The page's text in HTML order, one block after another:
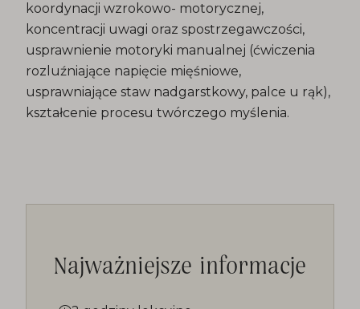
koordynacji wzrokowo- motorycznej,
koncentracji uwagi oraz spostrzegawczości,
usprawnienie motoryki manualnej (ćwiczenia
rozluźniające napięcie mięśniowe,
usprawniające staw nadgarstkowy, palce u rąk),
kształcenie procesu twórczego myślenia.
Najważniejsze informacje